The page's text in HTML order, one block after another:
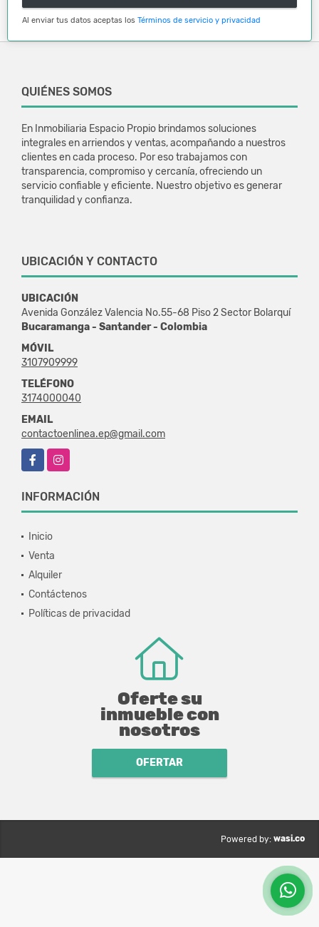
Al enviar tus datos aceptas los Términos de servicio y privacidad
QUIÉNES SOMOS
En Inmobiliaria Espacio Propio brindamos soluciones
integrales en arriendos y ventas, acompañando a nuestros
clientes en cada proceso. Por eso trabajamos con
transparencia, compromiso y cercanía, ofreciendo un
servicio confiable y eficiente. Nuestro objetivo es generar
tranquilidad y confianza.
UBICACIÓN Y CONTACTO
UBICACIÓN
Avenida González Valencia No.55-68 Piso 2 Sector Bolarquí
Bucaramanga - Santander - Colombia
MÓVIL
3107909999
TELÉFONO
3174000040
EMAIL
contactoenlinea.ep@gmail.com
FacebookInstagram
INFORMACIÓN
Inicio
Venta
Alquiler
Contáctenos
Políticas de privacidad
Oferte su
inmueble con
nosotros
OFERTAR
Powered by: wasi.co